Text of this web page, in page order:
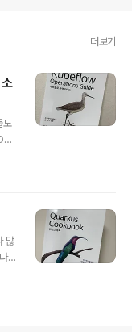
더보기
도
영
많
.